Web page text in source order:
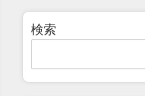
検索